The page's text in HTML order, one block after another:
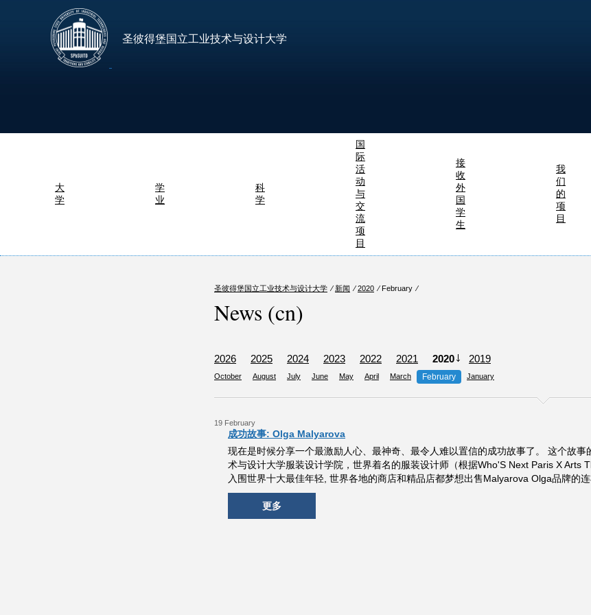
圣彼得堡国立工业技术与设计大学
大
学
学
业
科
学
国
际
活
动
与
交
流
项
目
接
收
外
国
学
生
我
们
的
项
目
圣彼得堡国立工业技术与设计大学 ⁄ 新闻 ⁄2020 ⁄ February ⁄
News (cn)
2026 2025 2024 2023 2022 2021 2020 2019
October August July June May April March February January
19 February
成功故事: Olga Malyarova
现在是时候分享一个最激励人心、最神奇、最令人难以置信的成功故事了。 这个故
术与设计大学服装设计学院，世界着名的服装设计师（根据Who'S Next Paris X Arts
入围世界十大最佳年轻, 世界各地的商店和精品店都梦想出售Malyarova Olga品牌的
更多